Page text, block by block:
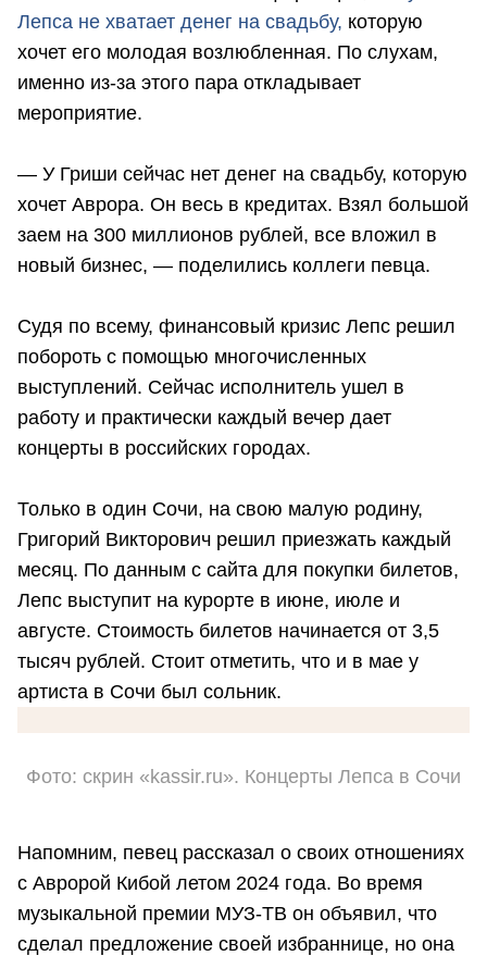
Лепса не хватает денег на свадьбу, которую
хочет его молодая возлюбленная. По слухам,
именно из-за этого пара откладывает
мероприятие.
— У Гриши сейчас нет денег на свадьбу, которую
хочет Аврора. Он весь в кредитах. Взял большой
заем на 300 миллионов рублей, все вложил в
новый бизнес, — поделились коллеги певца.
Судя по всему, финансовый кризис Лепс решил
побороть с помощью многочисленных
выступлений. Сейчас исполнитель ушел в
работу и практически каждый вечер дает
концерты в российских городах.
Только в один Сочи, на свою малую родину,
Григорий Викторович решил приезжать каждый
месяц. По данным с сайта для покупки билетов,
Лепс выступит на курорте в июне, июле и
августе. Стоимость билетов начинается от 3,5
тысяч рублей. Стоит отметить, что и в мае у
артиста в Сочи был сольник.
Фото: скрин «kassir.ru». Концерты Лепса в Сочи
Напомним, певец рассказал о своих отношениях
с Авророй Кибой летом 2024 года. Во время
музыкальной премии МУЗ-ТВ он объявил, что
сделал предложение своей избраннице, но она